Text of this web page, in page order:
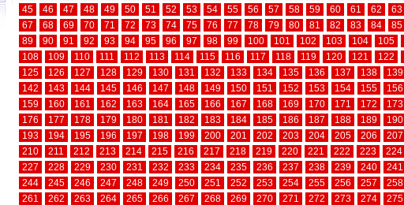
45
46 47 48 49 50 51 52 53 54 55 56 57 58 59 60 61 62 63
67
68 69 70 71 72 73 74 75 76 77 78 79 80 81 82 83 84 85
89
90 91 92 93 94 95 96 97 98 99 100 101 102 103 104 105
108
109 110 111 112 113 114 115 116 117 118 119 120 121 122
125
126 127 128 129 130 131 132 133 134 135 136 137 138 139
142
143 144 145 146 147 148 149 150 151 152 153 154 155 156
159
160 161 162 163 164 165 166 167 168 169 170 171 172 173
176
177 178 179 180 181 182 183 184 185 186 187 188 189 190
193
194 195 196 197 198 199 200 201 202 203 204 205 206 207
210
211 212 213 214 215 216 217 218 219 220 221 222 223 224
227
228 229 230 231 232 233 234 235 236 237 238 239 240 241
244
245 246 247 248 249 250 251 252 253 254 255 256 257 258
261
262 263 264 265 266 267 268 269 270 271 272 273 274 275